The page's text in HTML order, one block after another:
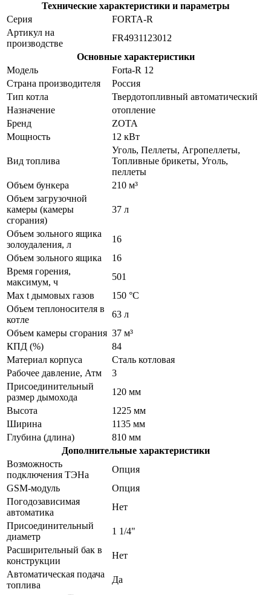
Технические характеристики и параметры
Серия
FORTA-R
Артикул на
производстве
FR4931123012
Основные характеристики
Модель
Forta-R 12
Страна производителя
Россия
Тип котла
Твердотопливный автоматический
Назначение
отопление
Бренд
ZOTA
Мощность
12 кВт
Вид топлива
Уголь, Пеллеты, Агропеллеты,
Топливные брикеты, Уголь,
пеллеты
Объем бункера
210 м³
Объем загрузочной
камеры (камеры
сгорания)
37 л
Объем зольного ящика
золоудаления, л
16
Объем зольного ящика
16
Время горения,
максимум, ч
501
Max t дымовых газов
150 °C
Объем теплоносителя в
котле
63 л
Объем камеры сгорания 37 м³
КПД (%)
84
Материал корпуса
Сталь котловая
Рабочее давление, Атм
3
Присоединительный
размер дымохода
120 мм
Высота
1225 мм
Ширина
1135 мм
Глубина (длина)
810 мм
Дополнительные характеристики
Возможность
подключения ТЭНа
Опция
GSM-модуль
Опция
Погодозависимая
автоматика
Нет
Присоединительный
диаметр
1 1/4"
Расширительный бак в
конструкции
Нет
Автоматическая подача
топлива
Да